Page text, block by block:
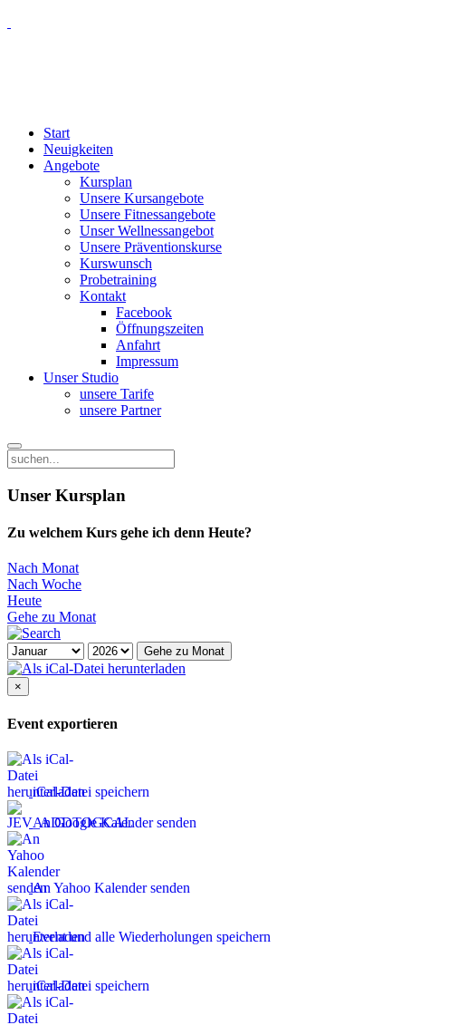
Start
Neuigkeiten
Angebote
Kursplan
Unsere Kursangebote
Unsere Fitnessangebote
Unser Wellnessangebot
Unsere Präventionskurse
Kurswunsch
Probetraining
Kontakt
Facebook
Öffnungszeiten
Anfahrt
Impressum
Unser Studio
unsere Tarife
unsere Partner
Unser Kursplan
Zu welchem Kurs gehe ich denn Heute?
Nach Monat
Nach Woche
Heute
Gehe zu Monat
Gehe zu Monat
×
Event exportieren
iCal-Datei speichern
An Google Kalender senden
An Yahoo Kalender senden
Event und alle Wiederholungen speichern
iCal-Datei speichern